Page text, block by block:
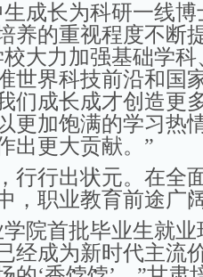
长为科研一线博
养的重视程度不断
大力加强基础学
世界科技前沿和国
们成长成才创造更
更加饱满的学习热
出更大贡献。”
行出状元。在全
，职业教育前途广
首批毕业生就业
经成为新时代主流